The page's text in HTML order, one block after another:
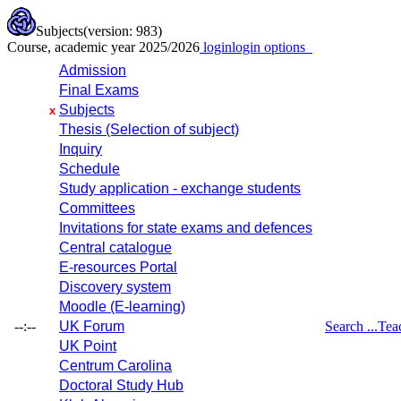
Subjects(version: 983)
Course, academic year 2025/2026 loginlogin options
--:--
Admission
Final Exams
x Subjects
Thesis (Selection of subject)
Inquiry
Schedule
Study application - exchange students
Committees
Invitations for state exams and defences
Central catalogue
E-resources Portal
Discovery system
Moodle (E-learning)
UK Forum
UK Point
Centrum Carolina
Doctoral Study Hub
Search ...